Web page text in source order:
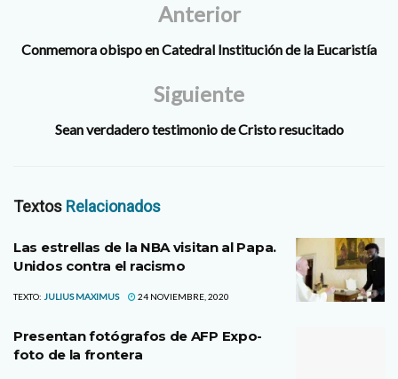
Anterior
Conmemora obispo en Catedral Institución de la Eucaristía
Siguiente
Sean verdadero testimonio de Cristo resucitado
Textos Relacionados
Las estrellas de la NBA visitan al Papa.
Unidos contra el racismo
TEXTO: JULIUS MAXIMUS 24 NOVIEMBRE, 2020
Presentan fotógrafos de AFP Expo-
foto de la frontera